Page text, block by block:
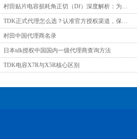
村田贴片电容损耗角正切（Df）深度解析：为什么说它是衡量品质的关键参数？
TDK正式代理怎么选？认准官方授权渠道，保障供应链安全
村田中国代理商名录
日本tdk授权中国国内一级代理商查询方法
TDK电容X7R与X5R核心区别